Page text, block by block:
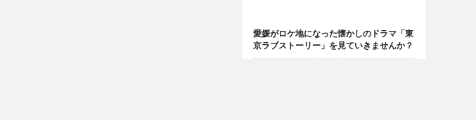
愛媛がロケ地になった懐かしのドラマ「東
京ラブストーリー」を見ていきませんか？